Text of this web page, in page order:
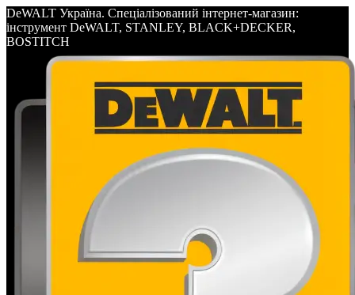
DeWALT Україна. Спеціалізований інтернет-магазин:
інструмент DeWALT, STANLEY, BLACK+DECKER,
BOSTITCH